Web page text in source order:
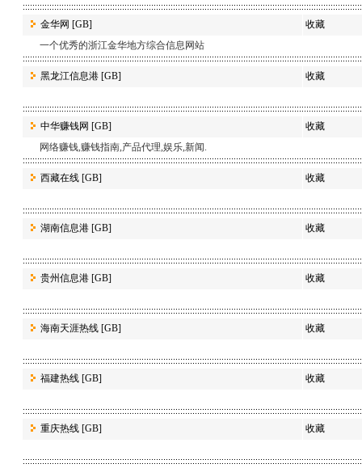
金华网 [GB]
收藏
一个优秀的浙江金华地方综合信息网站
黑龙江信息港 [GB] 收藏
中华赚钱网 [GB]
收藏
网络赚钱,赚钱指南,产品代理,娱乐,新闻.
西藏在线 [GB] 收藏
湖南信息港 [GB] 收藏
贵州信息港 [GB] 收藏
海南天涯热线 [GB] 收藏
福建热线 [GB] 收藏
重庆热线 [GB] 收藏